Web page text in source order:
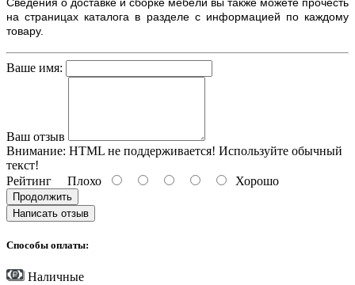
на страницах каталога в разделе с информацией по каждому
товару.
Ваше имя:
Ваш отзыв
Внимание: HTML не поддерживается! Используйте обычный
текст!
Рейтинг Плохо Хорошо
Продолжить
Написать отзыв
Способы оплаты:
Наличные